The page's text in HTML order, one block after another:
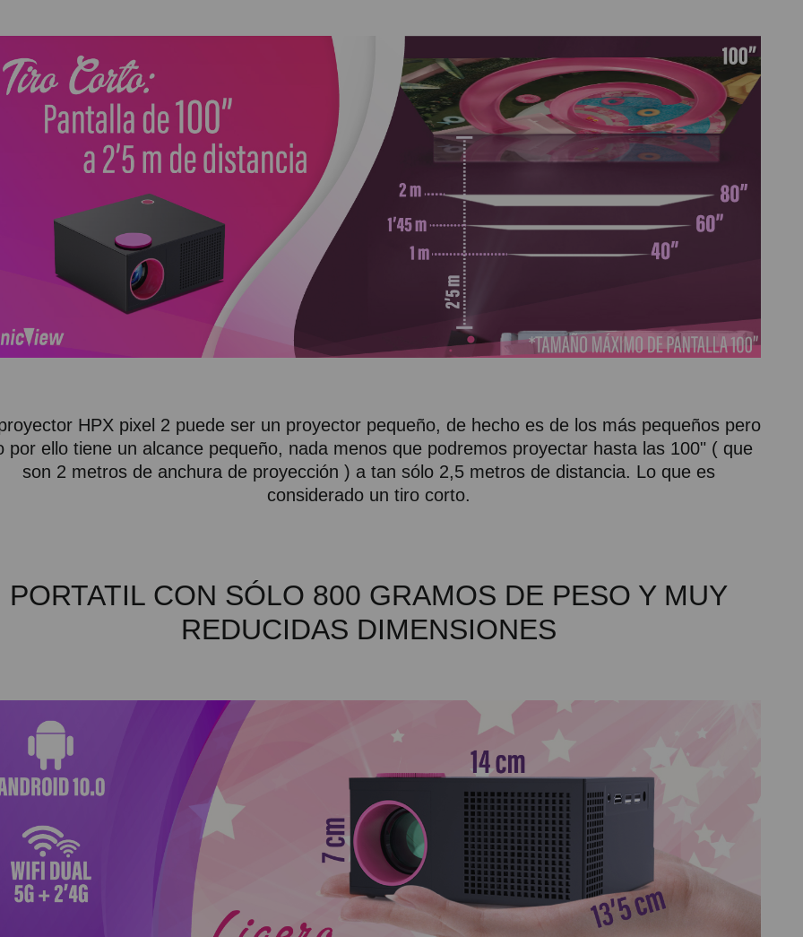
HPX pixel 2 puede ser un proyector pequeño, de hecho es de los más pequeños pero
por ello tiene un alcance pequeño, nada menos que podremos proyectar hasta las 100" ( que
son 2 metros de anchura de proyección ) a tan sólo 2,5 metros de distancia. Lo que es
considerado un tiro corto.
PORTATIL CON SÓLO 800 GRAMOS DE PESO Y MUY
REDUCIDAS DIMENSIONES